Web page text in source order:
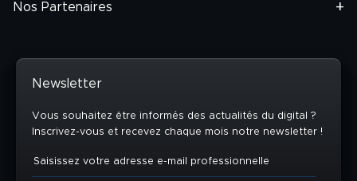
Nos Partenaires
Newsletter
Vous souhaitez être informés des actualités du digital ?
Inscrivez-vous et recevez chaque mois notre newsletter !